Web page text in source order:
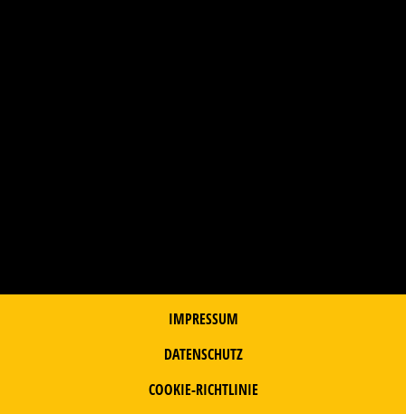
IMPRESSUM
DATENSCHUTZ
COOKIE-RICHTLINIE